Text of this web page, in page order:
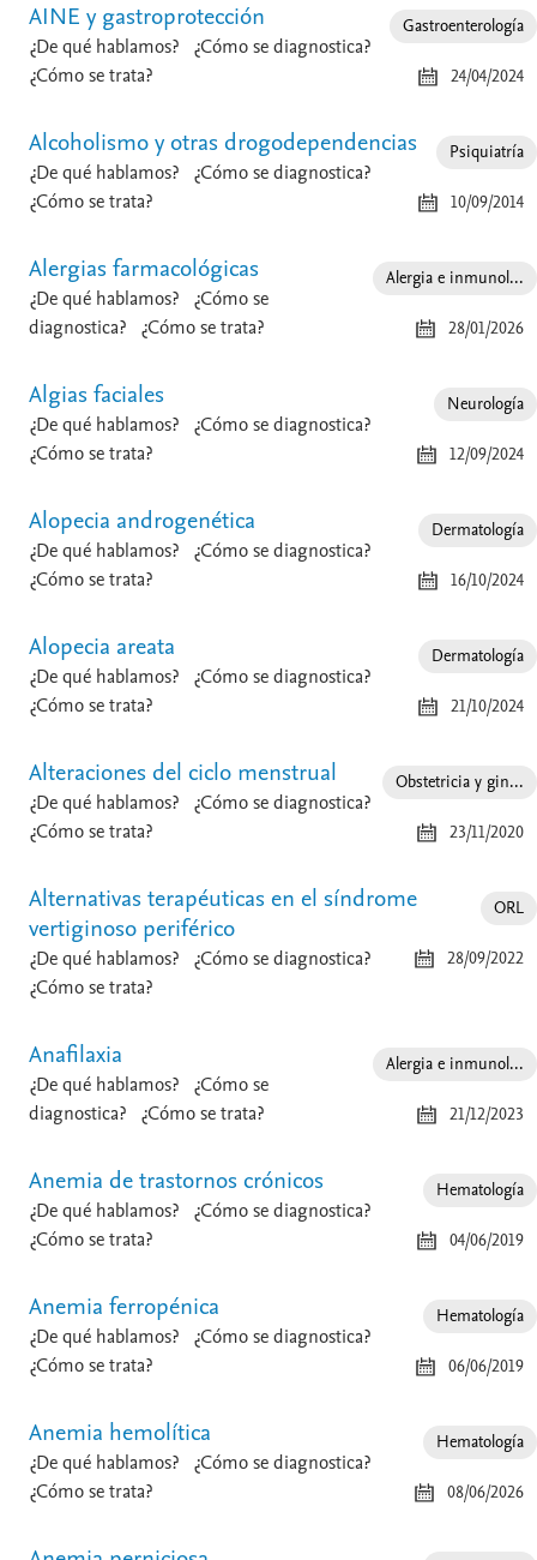
Gastroenterología
24/04/2024
AINE y gastroprotección
¿De qué hablamos? ¿Cómo se diagnostica?
¿Cómo se trata?
Psiquiatría
10/09/2014
Alcoholismo y otras drogodependencias
¿De qué hablamos? ¿Cómo se diagnostica?
¿Cómo se trata?
Alergia e inmunol...
28/01/2026
Alergias farmacológicas
¿De qué hablamos? ¿Cómo se
diagnostica? ¿Cómo se trata?
Neurología
12/09/2024
Algias faciales
¿De qué hablamos? ¿Cómo se diagnostica?
¿Cómo se trata?
Dermatología
16/10/2024
Alopecia androgenética
¿De qué hablamos? ¿Cómo se diagnostica?
¿Cómo se trata?
Dermatología
21/10/2024
Alopecia areata
¿De qué hablamos? ¿Cómo se diagnostica?
¿Cómo se trata?
Obstetricia y gin...
23/11/2020
Alteraciones del ciclo menstrual
¿De qué hablamos? ¿Cómo se diagnostica?
¿Cómo se trata?
ORL
28/09/2022
Alternativas terapéuticas en el síndrome
vertiginoso periférico
¿De qué hablamos? ¿Cómo se diagnostica?
¿Cómo se trata?
Alergia e inmunol...
21/12/2023
Anafilaxia
¿De qué hablamos? ¿Cómo se
diagnostica? ¿Cómo se trata?
Hematología
04/06/2019
Anemia de trastornos crónicos
¿De qué hablamos? ¿Cómo se diagnostica?
¿Cómo se trata?
Hematología
06/06/2019
Anemia ferropénica
¿De qué hablamos? ¿Cómo se diagnostica?
¿Cómo se trata?
Hematología
08/06/2026
Anemia hemolítica
¿De qué hablamos? ¿Cómo se diagnostica?
¿Cómo se trata?